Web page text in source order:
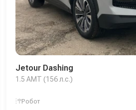
Jetour Dashing
1.5 AMT (156 л.с.)
Робот